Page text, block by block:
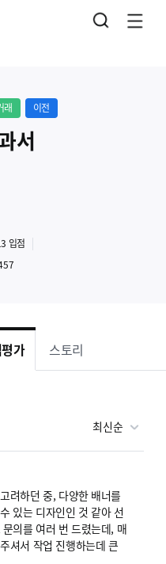
래 이전
서
입점
가 스토리
최신순
려하던 중, 다양한 배너를
있는 디자인인 것 같아 선
의를 여러 번 드렸는데, 매
셔서 작업 진행하는데 큰